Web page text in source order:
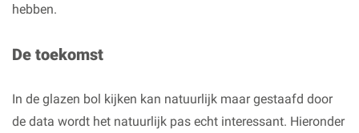
hebben.
De toekomst
In de glazen bol kijken kan natuurlijk maar gestaafd door
de data wordt het natuurlijk pas echt interessant. Hieronder